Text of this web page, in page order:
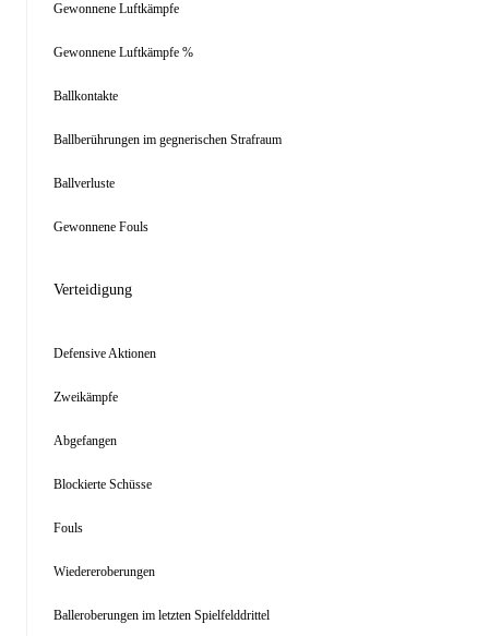
Gewonnene Luftkämpfe
Gewonnene Luftkämpfe %
Ballkontakte
Ballberührungen im gegnerischen Strafraum
Ballverluste
Gewonnene Fouls
Verteidigung
Defensive Aktionen
Zweikämpfe
Abgefangen
Blockierte Schüsse
Fouls
Wiedereroberungen
Balleroberungen im letzten Spielfelddrittel